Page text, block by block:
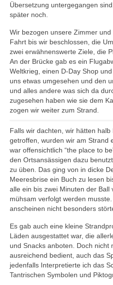
Übersetzung untergegangen
später noch.
Wir bezogen unsere Zimmer
Fahrt bis wir beschlossen, die
zwei erwähnenswerte Ziele, die
An der Brücke gab es ein
Weltkrieg, einen D-Day Shop
uns etwas umgesehen und den
und alles andere was sich da
zugesehen haben wie sie dem
zogen wir weiter zum Strand.
Falls wir dachten, wir hätten
getroffen, wurden wir am Strand
war offensichtlich “the place to
den Ortsansässigen dazu
zu üben. Das ging von in dicke
Meeresbrise ein Buch zu lesen
alle ein bis zwei Minuten der Ball
mühsam verfolgt werden
anscheinen nicht besonders
Es gab auch eine kleine
Läden ausgestattet war, die
und Snacks anboten. Doch nicht
ausreichend bedient, auch das
jedenfalls Interpretierte ich das
Tantrischen Symbolen und